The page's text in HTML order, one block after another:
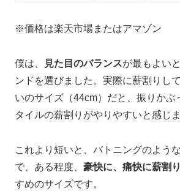
※価格は楽天市場またはアマゾン
僕は、 見た目のバランスが最もよい
ンドを選びました。実際に薪割りし
いのサイズ（44cm）だと、振りかぶ
タイルの薪割りがやりやすいと感じま
これより短いと、バトニングのよう
で、ある程度、 豪快に、痛快に薪割り
すめのサイズです。